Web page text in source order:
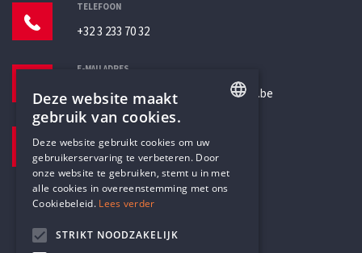
TELEFOON
+32 3 233 70 32
E-MAILADRES
secretariaat@humanistischverbond.be
Pottenbrug 4
Antwerpen, 2000
DUTCH
Deze website maakt
gebruik van cookies.
Deze website gebruikt cookies om uw
gebruikerservaring te verbeteren. Door
onze website te gebruiken, stemt u in met
alle cookies in overeenstemming met ons
Cookiebeleid. Lees verder
STRIKT NOODZAKELIJK